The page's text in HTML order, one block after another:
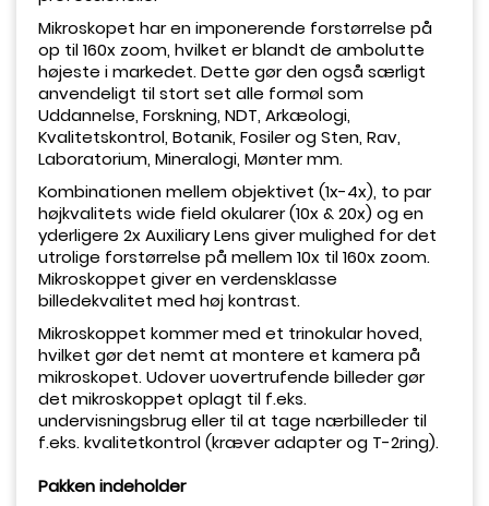
Mikroskopet har en imponerende forstørrelse på
op til 160x zoom, hvilket er blandt de ambolutte
højeste i markedet. Dette gør den også særligt
anvendeligt til stort set alle formøl som
Uddannelse, Forskning, NDT, Arkæologi,
Kvalitetskontrol, Botanik, Fosiler og Sten, Rav,
Laboratorium, Mineralogi, Mønter mm.
Kombinationen mellem objektivet (1x-4x), to par
højkvalitets wide field okularer (10x & 20x) og en
yderligere 2x Auxiliary Lens giver mulighed for det
utrolige forstørrelse på mellem 10x til 160x zoom.
Mikroskoppet giver en verdensklasse
billedekvalitet med høj kontrast.
Mikroskoppet kommer med et trinokular hoved,
hvilket gør det nemt at montere et kamera på
mikroskopet. Udover uovertrufende billeder gør
det mikroskoppet oplagt til f.eks.
undervisningsbrug eller til at tage nærbilleder til
f.eks. kvalitetkontrol (kræver adapter og T-2ring).
Pakken indeholder